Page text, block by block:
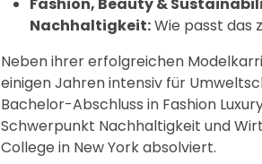
Nachhaltigkeit:Wie passt das
Neben ihrer erfolgreichen
einigen Jahren intensiv für
Bachelor-Abschluss in Fashion
Schwerpunkt Nachhaltigkeit und
College in New York absolviert.